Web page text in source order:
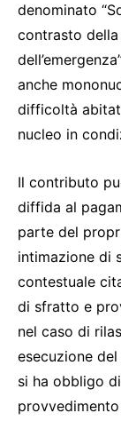
denominato
contrasto
anche
difficoltà
nucleo in
Il contributo
diffida al
parte del
intimazione di
contestuale
di sfratto e
nel caso di
esecuzione
si ha obbligo